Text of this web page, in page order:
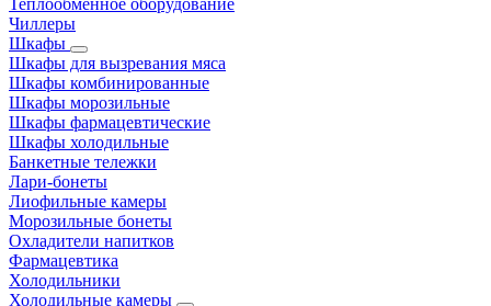
Теплообменное оборудование
Чиллеры
Шкафы
Шкафы для вызревания мяса
Шкафы комбинированные
Шкафы морозильные
Шкафы фармацевтические
Шкафы холодильные
Банкетные тележки
Лари-бонеты
Лиофильные камеры
Морозильные бонеты
Охладители напитков
Фармацевтика
Холодильники
Холодильные камеры